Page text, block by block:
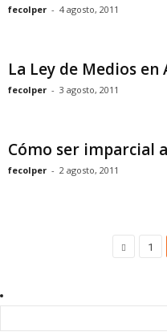
fecolper - 4 agosto, 2011
La Ley de Medios
fecolper - 3 agosto, 2011
Cómo ser imparcial
fecolper - 2 agosto, 2011
1